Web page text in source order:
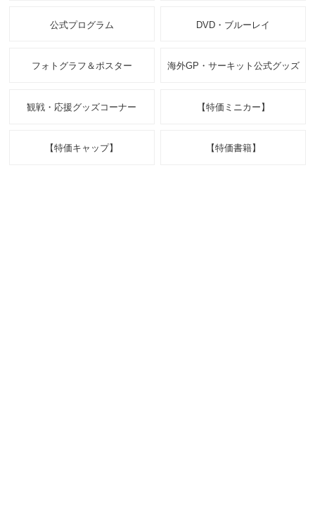
公式プログラム DVD・ブルーレイ
フォトグラフ＆ポスター 海外GP・サーキット公式グッズ
観戦・応援グッズコーナー 【特価ミニカー】
【特価キャップ】 【特価書籍】